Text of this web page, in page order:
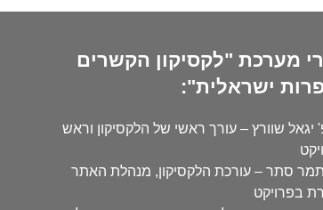
מערכת "לקסיקון הקשרים
ישראלית":
יגאל שוורץ – עורך ראשי של הלקסיקון וראש
סתר – עורכת הלקסיקון, מנהלת האתר
בפרויקט